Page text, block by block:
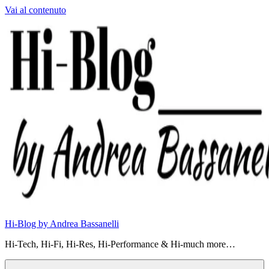
Vai al contenuto
Hi-Blog by Andrea Bassanelli
Hi-Tech, Hi-Fi, Hi-Res, Hi-Performance & Hi-much more…